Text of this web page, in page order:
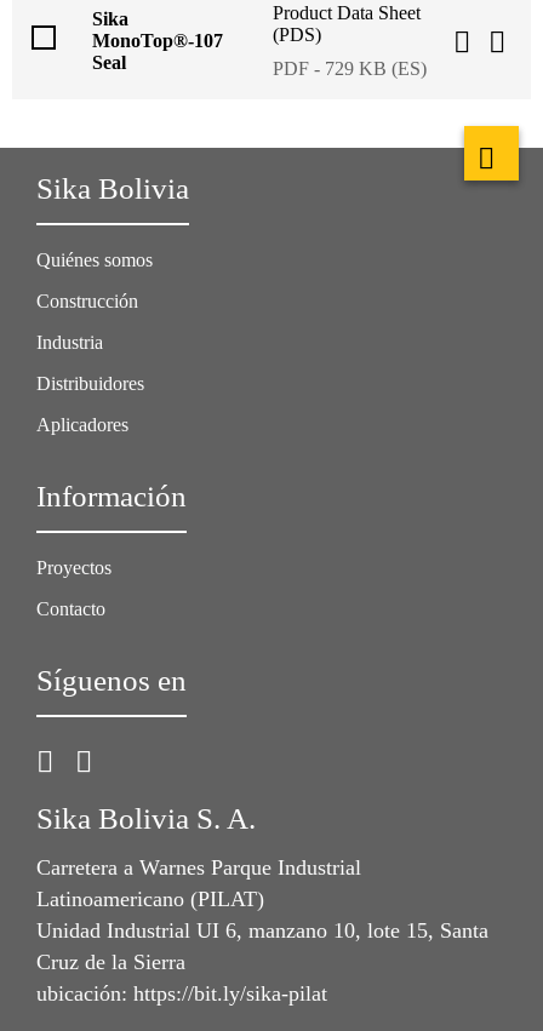
Sika
MonoTop®-107
Seal
Product Data Sheet
(PDS)
PDF - 729 KB (ES)
Sika Bolivia
Quiénes somos
Construcción
Industria
Distribuidores
Aplicadores
Información
Proyectos
Contacto
Síguenos en
Sika Bolivia S. A.
Carretera a Warnes Parque Industrial
Latinoamericano (PILAT)
Unidad Industrial UI 6, manzano 10, lote 15, Santa
Cruz de la Sierra
ubicación: https://bit.ly/sika-pilat